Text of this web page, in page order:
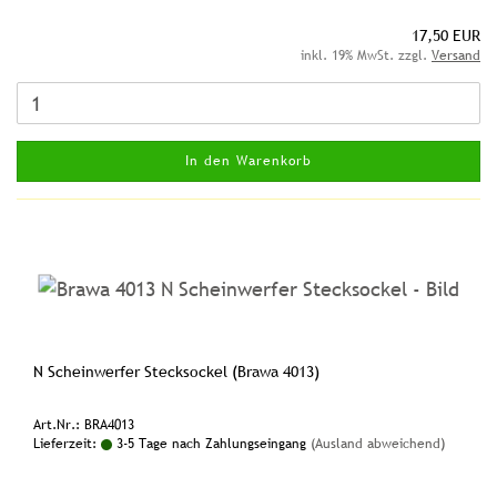
17,50 EUR
inkl. 19% MwSt. zzgl. Versand
In den Warenkorb
N Scheinwerfer Stecksockel (Brawa 4013)
Art.Nr.: BRA4013
Lieferzeit:
3-5 Tage nach Zahlungseingang (Ausland abweichend)